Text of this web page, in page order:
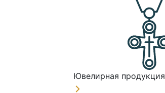
Ювелирная продукция